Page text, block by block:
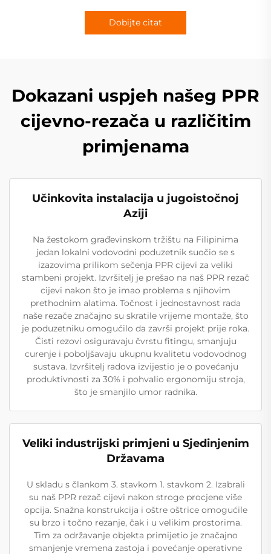
Dobijte citat
Dokazani uspjeh našeg PPR
cijevno-rezača u različitim
primjenama
Učinkovita instalacija u jugoistočnoj
Aziji
Na žestokom građevinskom tržištu na Filipinima
jedan lokalni vodovodni poduzetnik suočio se s
izazovima prilikom sečenja PPR cijevi za veliki
stambeni projekt. Izvršitelj je prešao na naš PPR rezač
cijevi nakon što je imao problema s njihovim
prethodnim alatima. Točnost i jednostavnost rada
naše rezače značajno su skratile vrijeme montaže, što
je poduzetniku omogućilo da završi projekt prije roka.
Čisti rezovi osiguravaju čvrstu fitingu, smanjuju
curenje i poboljšavaju ukupnu kvalitetu vodovodnog
sustava. Izvršitelj radova izvijestio je o povećanju
produktivnosti za 30% i pohvalio ergonomiju stroja,
što je smanjilo umor radnika.
Veliki industrijski primjeni u Sjedinjenim
Državama
U skladu s člankom 3. stavkom 1. stavkom 2. Izabrali
su naš PPR rezač cijevi nakon stroge procjene više
opcija. Snažna konstrukcija i oštre oštrice omogućile
su brzo i točno rezanje, čak i u velikim prostorima.
Tim za održavanje objekta primijetio je značajno
smanjenje vremena zastoja i povećanje operativne